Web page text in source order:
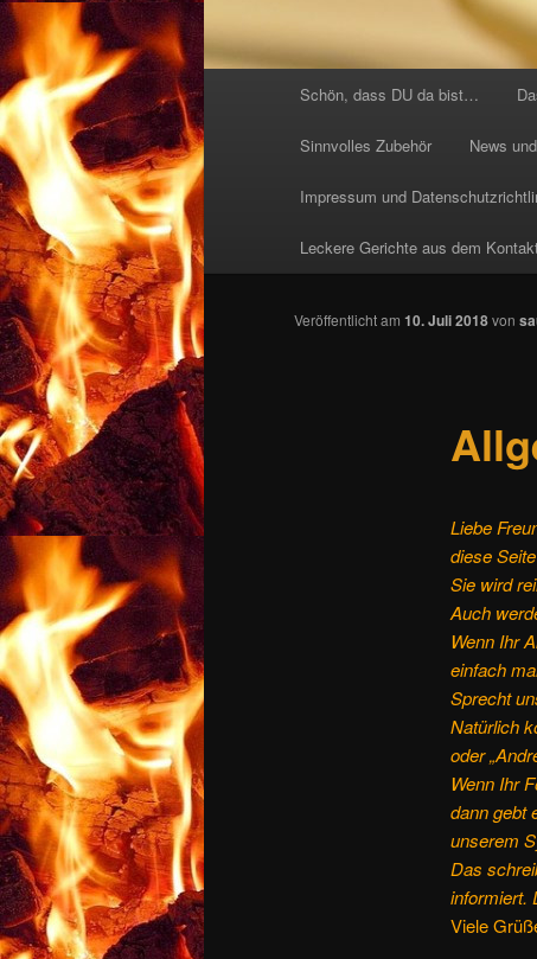
Schön, dass DU da bist…
Sinnvolles Zubehör News
Impressum und
Leckere Gerichte aus dem
Veröffentlicht am 10. Juli 2018von
Liebe
diese
Sie wird
Auch
Wenn Ihr
einfach
Sprecht
Natürlich
oder
Wenn Ihr
dann gebt
unserem
Das
informiert.
Viele